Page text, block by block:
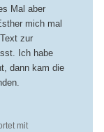
Mal aber
mich mal
zur
Ich habe
dann kam die
mit